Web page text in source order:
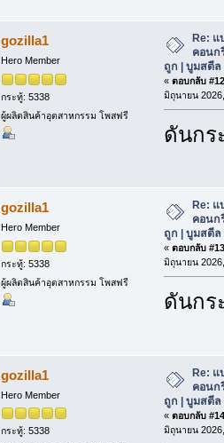
gozilla1
Hero Member
กระทู้: 5338
ผู้ผลิตสินค้าอุตสาหกรรม โพสฟรี
Re: แ
คอนก
ถูก | บูมสตี
« ตอบกลับ
มิถุนายน
ดันก
gozilla1
Hero Member
กระทู้: 5338
ผู้ผลิตสินค้าอุตสาหกรรม โพสฟรี
Re: แ
คอนก
ถูก | บูมสตี
« ตอบกลับ
มิถุนายน
ดันก
gozilla1
Hero Member
กระทู้: 5338
Re: แ
คอนก
ถูก | บูมสตี
« ตอบกลับ
มิถุนายน